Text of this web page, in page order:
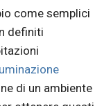
come semplici
definiti
di un ambiente